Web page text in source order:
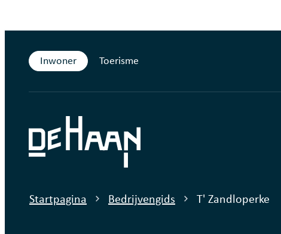
Inwoner Toerisme
De Haan
Startpagina Bedrijvengids T' Zandloperke